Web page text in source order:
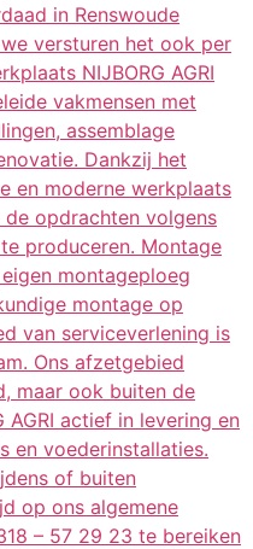
in Renswoude
versturen het ook per
NIJBORG AGRI
vakmensen met
assemblage
Dankzij het
en moderne werkplaats
de opdrachten volgens
produceren. Montage
montageploeg
montage op
van serviceverlening is
Ons afzetgebied
maar ook buiten de
AGRI actief in levering en
en voederinstallaties.
of buiten
op ons algemene
– 57 29 23 te bereiken